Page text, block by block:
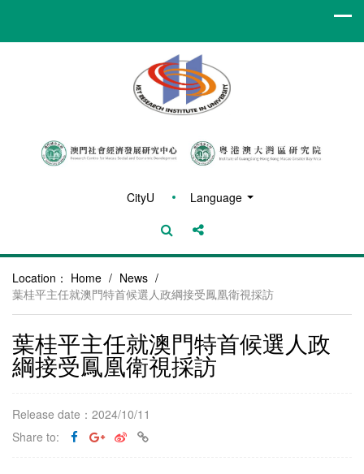
CityU Language
Location： Home / News /
葉桂平主任就澳門特首候選人政綱接受鳳凰衛視採訪
葉桂平主任就澳門特首候選人政
綱接受鳳凰衛視採訪
Release date：2024/10/11
Share to: